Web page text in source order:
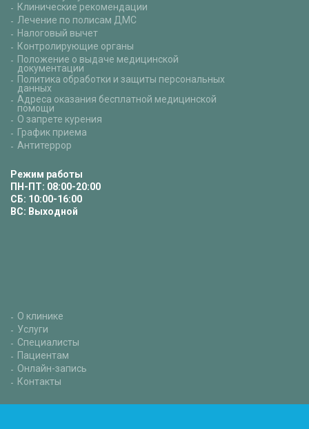
Клинические рекомендации
Лечение по полисам ДМС
Налоговый вычет
Контролирующие органы
Положение о выдаче медицинской
документации
Политика обработки и защиты персональных
данных
Адреса оказания бесплатной медицинской
помощи
О запрете курения
График приема
Антитеррор
Режим работы
ПН-ПТ: 08:00-20:00
СБ: 10:00-16:00
ВС: Выходной
О клинике
Услуги
Специалисты
Пациентам
Онлайн-запись
Контакты